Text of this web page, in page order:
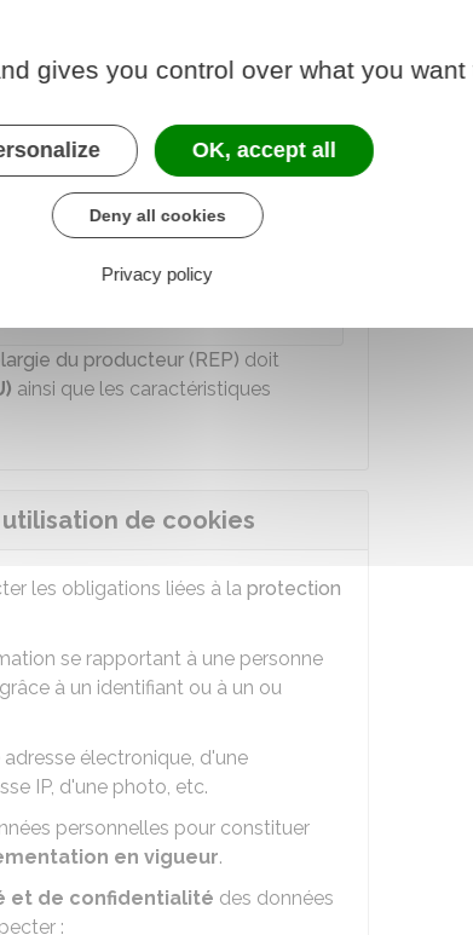
client, s'il y a lieu
s'il y a lieu
et possibilité de recourir à un
européenne de règlement en
du producteur (REP) doit
ainsi que les caractéristiques
de cookies
les obligations liées à la protection
se rapportant à une personne
à un identifiant ou à un ou
électronique, d'une
IP, d'une photo, etc.
personnelles pour constituer
en vigueur.
et de confidentialité des données
:
gives you control over what you want
OK, accept all
Deny all cookies
Privacy policy